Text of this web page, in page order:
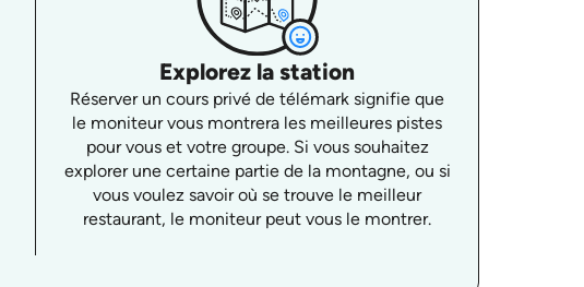
Explorez la station
Réserver un cours privé de télémark signifie que
le moniteur vous montrera les meilleures pistes
pour vous et votre groupe. Si vous souhaitez
explorer une certaine partie de la montagne, ou si
vous voulez savoir où se trouve le meilleur
restaurant, le moniteur peut vous le montrer.